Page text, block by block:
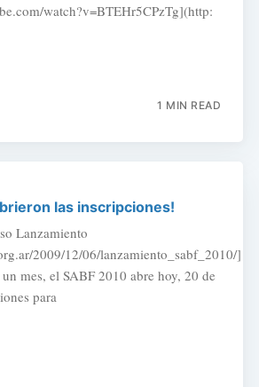
watch?v=BTEHr5CPzTg](http:
1 MIN READ
las inscripciones!
Lanzamiento
2009/12/06/lanzamiento_sabf_2010/]
mes, el SABF 2010 abre hoy, 20 de
para